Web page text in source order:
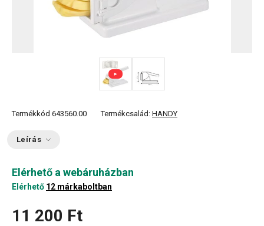
Termékkód 643560.00 Termékcsalád: HANDY
Leírás
Elérhető a webáruházban
Elérhető 12 márkaboltban
11 200 Ft